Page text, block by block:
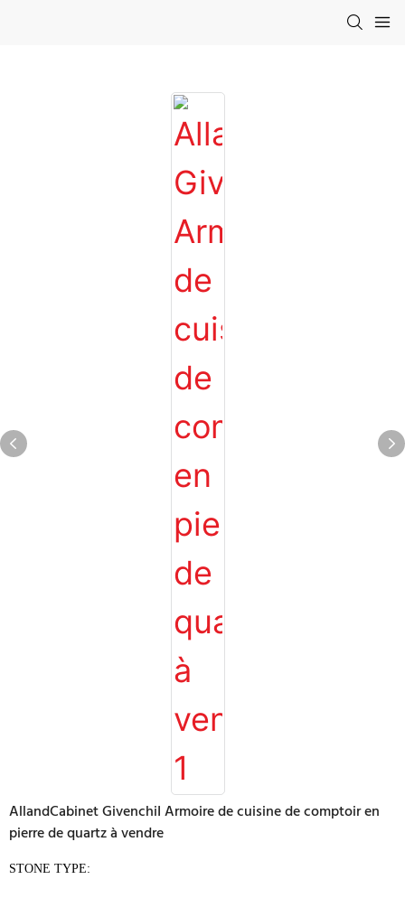
AllandCabinet GivenchiI Armoire de cuisine de comptoir en
pierre de quartz à vendre
STONE TYPE: